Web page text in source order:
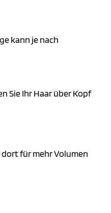
kann je nach
Sie Ihr Haar über Kopf
für mehr Volumen